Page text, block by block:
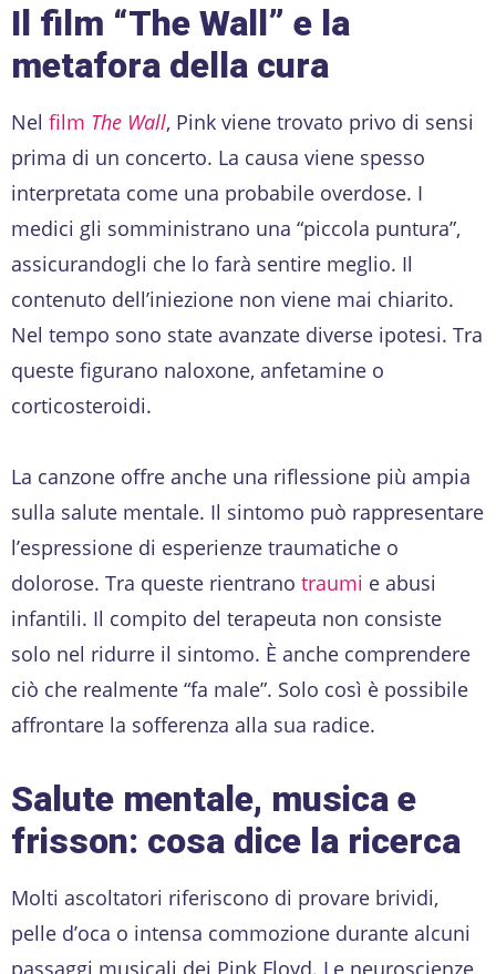
Il film “The Wall” e la
metafora della cura
Nel film The Wall, Pink viene trovato privo di sensi
prima di un concerto. La causa viene spesso
interpretata come una probabile overdose. I
medici gli somministrano una “piccola puntura”,
assicurandogli che lo farà sentire meglio. Il
contenuto dell’iniezione non viene mai chiarito.
Nel tempo sono state avanzate diverse ipotesi. Tra
queste figurano naloxone, anfetamine o
corticosteroidi.
La canzone offre anche una riflessione più ampia
sulla salute mentale. Il sintomo può rappresentare
l’espressione di esperienze traumatiche o
dolorose. Tra queste rientrano traumi e abusi
infantili. Il compito del terapeuta non consiste
solo nel ridurre il sintomo. È anche comprendere
ciò che realmente “fa male”. Solo così è possibile
affrontare la sofferenza alla sua radice.
Salute mentale, musica e
frisson: cosa dice la ricerca
Molti ascoltatori riferiscono di provare brividi,
pelle d’oca o intensa commozione durante alcuni
passaggi musicali dei Pink Floyd. Le neuroscienze